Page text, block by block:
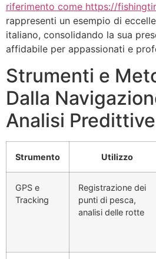
riferimento come https://
rappresenti un esempio di
italiano, consolidando la sua
affidabile per appassionati e
Strumenti e
Dalla
Analisi Predittive
Strumento Utilizzo
GPS e
Tracking
Registrazione dei
punti di pesca,
analisi delle rotte